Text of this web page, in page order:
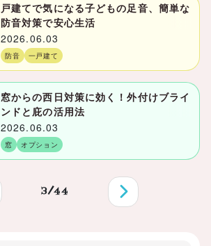
戸建てで気になる子どもの足音、簡単な
防音対策で安心生活
2026.06.03
防音 一戸建て
窓からの西日対策に効く！外付けブライ
ンドと庇の活用法
2026.06.03
窓 オプション
3/44